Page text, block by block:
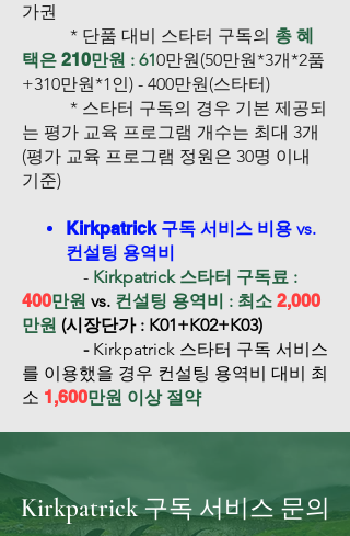
가권
* 단품 대비 스타터 구독의 총 혜
택은 210만원 : 610만원(50만원*3개*2품
+310만원*1인) - 400만원(스타터)
* 스타터 구독의 경우 기본 제공되
는 평가 교육 프로그램 개수는 최대 3개
(평가 교육 프로그램 정원은 30명 이내
기준)
Kirkpatrick 구독 서비스 비용 vs.
컨설팅 용역비
- Kirkpatrick 스타터 구독료 :
400만원 vs. 컨설팅 용역비 : 최소 2,000
만원 (시장단가 : K01+K02+K03)
- Kirkpatrick 스타터 구독 서비스
를 이용했을 경우 컨설팅 용역비 대비 최
소 1,600만원 이상 절약
Kirkpatrick 구독 서비스 문의